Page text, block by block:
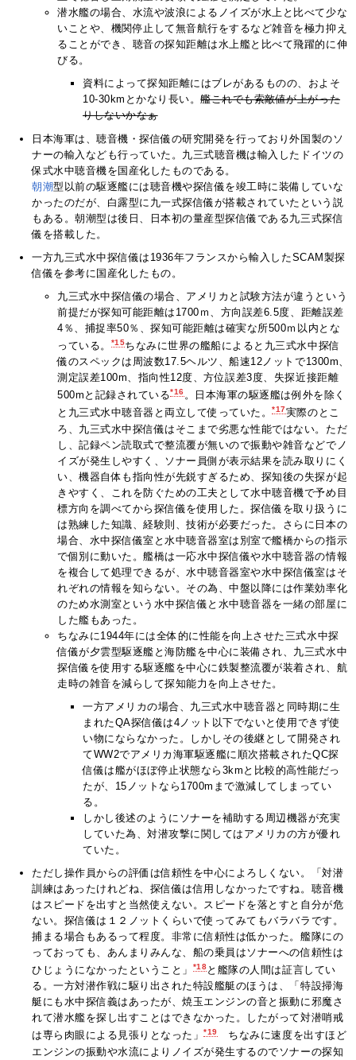
潜水艦の場合、水流や波浪によるノイズが水上と比べて少な
いことや、機関停止して無音航行をするなど雑音を極力抑え
ることができ、聴音の探知距離は水上艦と比べて飛躍的に伸
びる。
資料によって探知距離にはブレがあるものの、およそ
10-30kmとかなり長い。艦これでも索敵値が上がった
りしないかなぁ
日本海軍は、聴音機・探信儀の研究開発を行っており外国製のソ
ナーの輸入なども行っていた。九三式聴音機は輸入したドイツの
保式水中聴音機を国産化したものである。
朝潮型以前の駆逐艦には聴音機や探信儀を竣工時に装備していな
かったのだが、白露型に九一式探信儀が搭載されていたという説
もある。朝潮型は後日、日本初の量産型探信儀である九三式探信
儀を搭載した。
一方九三式水中探信儀は1936年フランスから輸入したSCAM製探
信儀を参考に国産化したもの。
九三式水中探信儀の場合、アメリカと試験方法が違うという
前提だが探知可能距離は1700ｍ、方向誤差6.5度、距離誤差
4％、捕捉率50％、探知可能距離は確実な所500ｍ以内とな
っている。
*15ちなみに世界の艦船によると九三式水中探信
儀のスペックは周波数17.5ヘルツ、船速12ノットで1300m、
測定誤差100m、指向性12度、方位誤差3度、失探近接距離
500mと記録されている*16。日本海軍の駆逐艦は例外を除く
と九三式水中聴音器と両立して使っていた。*17実際のとこ
ろ、九三式水中探信儀はそこまで劣悪な性能ではない。ただ
し、記録ペン読取式で整流覆が無いので振動や雑音などでノ
イズが発生しやすく、ソナー員側が表示結果を読み取りにく
い、機器自体も指向性が先鋭すぎるため、探知後の失探が起
きやすく、これを防ぐための工夫として水中聴音機で予め目
標方向を調べてから探信儀を使用した。探信儀を取り扱うに
は熟練した知識、経験則、技術が必要だった。さらに日本の
場合、水中探信儀室と水中聴音器室は別室で艦橋からの指示
で個別に動いた。艦橋は一応水中探信儀や水中聴音器の情報
を複合して処理できるが、水中聴音器室や水中探信儀室はそ
れぞれの情報を知らない。その為、中盤以降には作業効率化
のため水測室という水中探信儀と水中聴音器を一緒の部屋に
した艦もあった。
ちなみに1944年には全体的に性能を向上させた三式水中探
信儀が夕雲型駆逐艦と海防艦を中心に装備され、九三式水中
探信儀を使用する駆逐艦を中心に鉄製整流覆が装着され、航
走時の雑音を減らして探知能力を向上させた。
一方アメリカの場合、九三式水中聴音器と同時期に生
まれたQA探信儀は4ノット以下でないと使用できず使
い物にならなかった。しかしその後継として開発され
てWW2でアメリカ海軍駆逐艦に順次搭載されたQC探
信儀は艦がほぼ停止状態なら3kmと比較的高性能だっ
たが、15ノットなら1700mまで激減してしまってい
る。
しかし後述のようにソナーを補助する周辺機器が充実
していた為、対潜攻撃に関してはアメリカの方が優れ
ていた。
ただし操作員からの評価は信頼性を中心によろしくない。「対潜
訓練はあったけれどね、探信儀は信用しなかったですね。聴音機
はスピードを出すと当然使えない。スピードを落とすと自分が危
ない。探信儀は１２ノットくらいで使ってみてもバラバラです。
捕まる場合もあるって程度。非常に信頼性は低かった。艦隊にの
っておっても、あんまりみんな、船の乗員はソナーへの信頼性は
ひじょうになかったということ」
*18と艦隊の人間は証言してい
る。一方対潜作戦に駆り出された特設艦艇のほうは、「特設掃海
艇にも水中探信義はあったが、焼玉エンジンの音と振動に邪魔さ
れて潜水艦を探し出すことはできなかった。したがって対潜哨戒
は専ら肉眼による見張りとなった」*19ちなみに速度を出すほど
エンジンの振動や水流によりノイズが発生するのでソナーの探知